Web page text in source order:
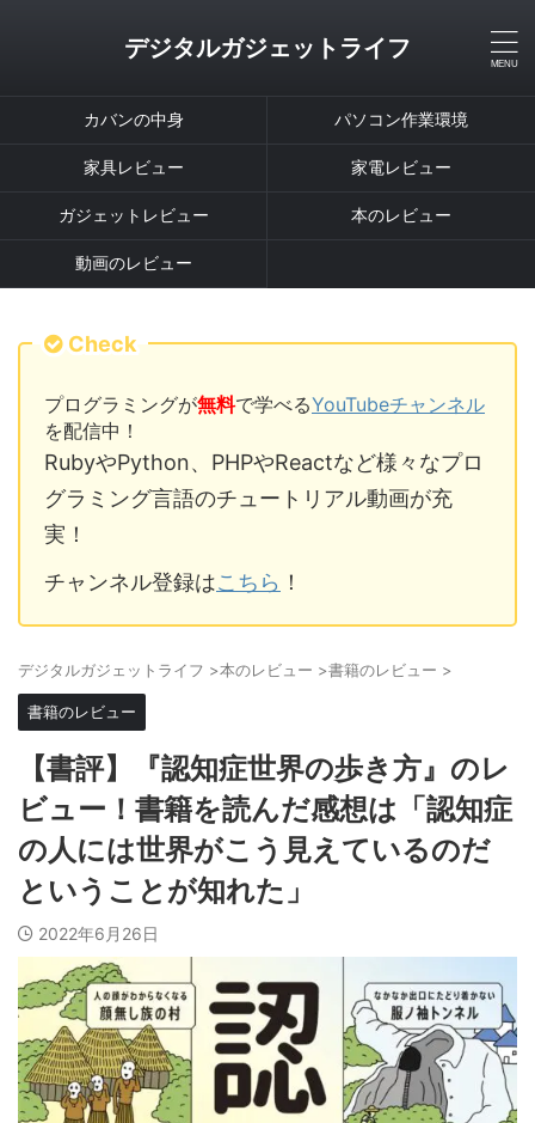
デジタルガジェットライフ
カバンの中身 パソコン作業環境
家具レビュー 家電レビュー
ガジェットレビュー 本のレビュー
動画のレビュー
Check
プログラミングが無料で学べるYouTubeチャンネル
を配信中！
RubyやPython、PHPやReactなど様々なプロ
グラミング言語のチュートリアル動画が充
実！
チャンネル登録はこちら ！
デジタルガジェットライフ >本のレビュー >書籍のレビュー >
書籍のレビュー
【書評】『認知症世界の歩き方』のレ
ビュー！書籍を読んだ感想は「認知症
の人には世界がこう見えているのだ
ということが知れた」
2022年6月26日